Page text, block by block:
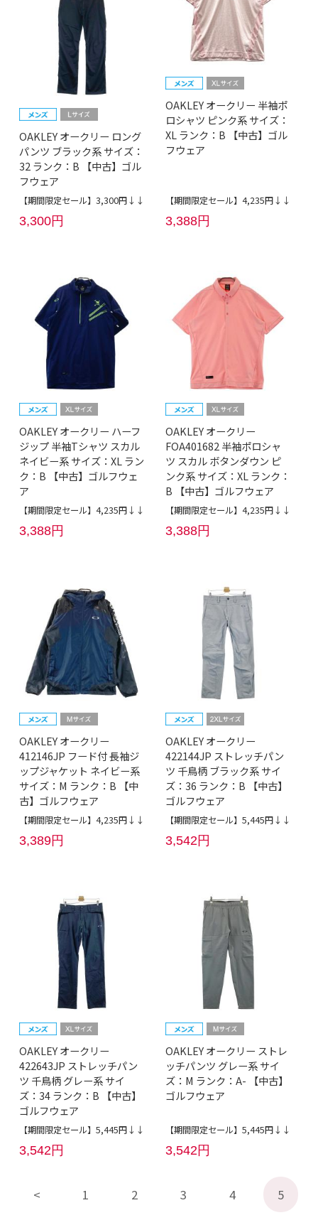
OAKLEY オークリー ロング
パンツ ブラック系 サイズ：
32 ランク：B 【中古】ゴル
フウェア
【期間限定セール】3,300円↓↓
3,300円
OAKLEY オークリー 半袖ポ
ロシャツ ピンク系 サイズ：
XL ランク：B 【中古】ゴル
フウェア
【期間限定セール】4,235円↓↓
3,388円
OAKLEY オークリー ハーフ
ジップ 半袖Tシャツ スカル
ネイビー系 サイズ：XL ラン
ク：B 【中古】ゴルフウェ
ア
【期間限定セール】4,235円↓↓
3,388円
OAKLEY オークリー
FOA401682 半袖ポロシャ
ツ スカル ボタンダウン ピ
ンク系 サイズ：XL ランク：
B 【中古】ゴルフウェア
【期間限定セール】4,235円↓↓
3,388円
OAKLEY オークリー
412146JP フード付 長袖ジ
ップジャケット ネイビー系
サイズ：M ランク：B 【中
古】ゴルフウェア
【期間限定セール】4,235円↓↓
3,389円
OAKLEY オークリー
422144JP ストレッチパン
ツ 千鳥柄 ブラック系 サイ
ズ：36 ランク：B 【中古】
ゴルフウェア
【期間限定セール】5,445円↓↓
3,542円
OAKLEY オークリー
422643JP ストレッチパン
ツ 千鳥柄 グレー系 サイ
ズ：34 ランク：B 【中古】
ゴルフウェア
【期間限定セール】5,445円↓↓
3,542円
OAKLEY オークリー ストレ
ッチパンツ グレー系 サイ
ズ：M ランク：A- 【中古】
ゴルフウェア
【期間限定セール】5,445円↓↓
3,542円
1 2 3 4 5